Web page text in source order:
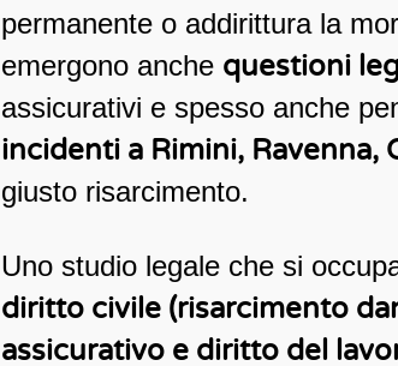
permanente o addirittura la
emergono anche questioni
assicurativi e spesso anche
incidenti a Rimini, Ravenna,
giusto risarcimento.
Uno studio legale che si
diritto civile (risarcimento
assicurativo e diritto del